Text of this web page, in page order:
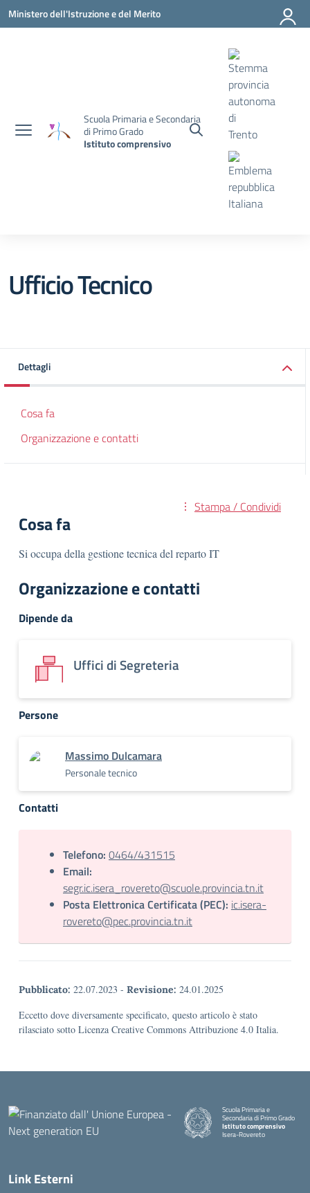
Vai ai contenuti
Vai al menu di navigazione
Vai al footer
Ministero dell'Istruzione e del Merito
Scuola Primaria e Secondaria
di Primo Grado
Istituto comprensivo
Ufficio Tecnico
Dettagli
Cosa fa
Organizzazione e contatti
Stampa / Condividi
Cosa fa
Si occupa della gestione tecnica del reparto IT
Organizzazione e contatti
Dipende da
Uffici di Segreteria
Persone
Massimo Dulcamara
Personale tecnico
Contatti
Telefono: 0464/431515
Email:
segr.ic.isera_rovereto@scuole.provincia.tn.it
Posta Elettronica Certificata (PEC): ic.isera-
rovereto@pec.provincia.tn.it
Pubblicato: 22.07.2023 - Revisione: 24.01.2025
Eccetto dove diversamente specificato, questo articolo è stato
rilasciato sotto Licenza Creative Commons Attribuzione 4.0 Italia.
Scuola Primaria e
Secondaria di Primo Grado
Istituto comprensivo
Isera-Rovereto
Link Esterni